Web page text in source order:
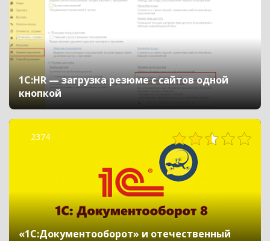
1С:HR — загрузка резюме с сайтов одной
кнопкой
2374
«1С:Документооборот» и отечественный